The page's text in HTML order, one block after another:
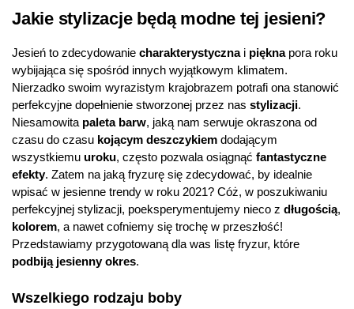
Jakie stylizacje będą modne tej jesieni?
Jesień to zdecydowanie charakterystycznai pięknapora roku
wybijająca się spośród innych wyjątkowym klimatem.
Nierzadko swoim wyrazistym krajobrazem potrafi ona stanowić
perfekcyjne dopełnienie stworzonej przez nas stylizacji.
Niesamowita paleta barw, jaką nam serwuje okraszona od
czasu do czasu kojącym deszczykiem dodającym
wszystkiemu uroku, często pozwala osiągnąć fantastyczne
efekty. Zatem na jaką fryzurę się zdecydować, by idealnie
wpisać w jesienne trendy w roku 2021? Cóż, w poszukiwaniu
perfekcyjnej stylizacji, poeksperymentujemy nieco z długością,
kolorem, a nawet cofniemy się trochę w przeszłość!
Przedstawiamy przygotowaną dla was listę fryzur, które
podbiją jesienny okres.
Wszelkiego rodzaju boby